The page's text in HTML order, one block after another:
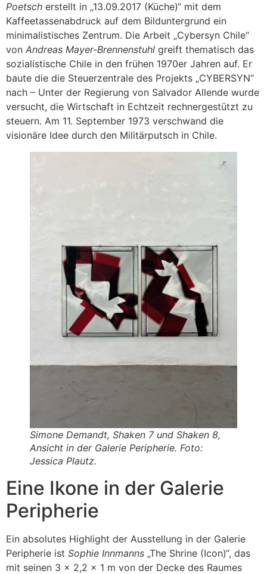
Poetsch erstellt in „13.09.2017 (Küche)“ mit dem
Kaffeetassenabdruck auf dem Bilduntergrund ein
minimalistisches Zentrum. Die Arbeit „Cybersyn Chile“
von Andreas Mayer-Brennenstuhl greift thematisch das
sozialistische Chile in den frühen 1970er Jahren auf. Er
baute die die Steuerzentrale des Projekts „CYBERSYN“
nach – Unter der Regierung von Salvador Allende wurde
versucht, die Wirtschaft in Echtzeit rechnergestützt zu
steuern. Am 11. September 1973 verschwand die
visionäre Idee durch den Militärputsch in Chile.
Simone Demandt, Shaken 7 und Shaken 8,
Ansicht in der Galerie Peripherie. Foto:
Jessica Plautz.
Eine Ikone in der Galerie
Peripherie
Ein absolutes Highlight der Ausstellung in der Galerie
Peripherie ist Sophie Innmanns „The Shrine (Icon)“, das
mit seinen 3 x 2,2 x 1 m von der Decke des Raumes